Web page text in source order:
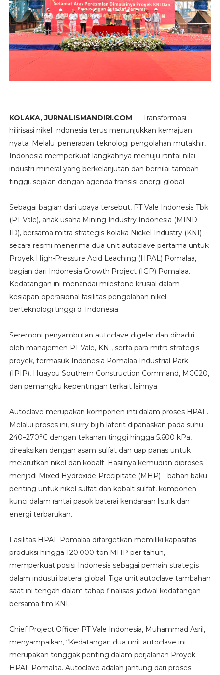
KOLAKA, JURNALISMANDIRI.COM — Transformasi
hilirisasi nikel Indonesia terus menunjukkan kemajuan
nyata. Melalui penerapan teknologi pengolahan mutakhir,
Indonesia memperkuat langkahnya menuju rantai nilai
industri mineral yang berkelanjutan dan bernilai tambah
tinggi, sejalan dengan agenda transisi energi global.
Sebagai bagian dari upaya tersebut, PT Vale Indonesia Tbk
(PT Vale), anak usaha Mining Industry Indonesia (MIND
ID), bersama mitra strategis Kolaka Nickel Industry (KNI)
secara resmi menerima dua unit autoclave pertama untuk
Proyek High-Pressure Acid Leaching (HPAL) Pomalaa,
bagian dari Indonesia Growth Project (IGP) Pomalaa.
Kedatangan ini menandai milestone krusial dalam
kesiapan operasional fasilitas pengolahan nikel
berteknologi tinggi di Indonesia.
Seremoni penyambutan autoclave digelar dan dihadiri
oleh manajemen PT Vale, KNI, serta para mitra strategis
proyek, termasuk Indonesia Pomalaa Industrial Park
(IPIP), Huayou Southern Construction Command, MCC20,
dan pemangku kepentingan terkait lainnya.
Autoclave merupakan komponen inti dalam proses HPAL.
Melalui proses ini, slurry bijih laterit dipanaskan pada suhu
240–270°C dengan tekanan tinggi hingga 5.600 kPa,
direaksikan dengan asam sulfat dan uap panas untuk
melarutkan nikel dan kobalt. Hasilnya kemudian diproses
menjadi Mixed Hydroxide Precipitate (MHP)—bahan baku
penting untuk nikel sulfat dan kobalt sulfat, komponen
kunci dalam rantai pasok baterai kendaraan listrik dan
energi terbarukan.
Fasilitas HPAL Pomalaa ditargetkan memiliki kapasitas
produksi hingga 120.000 ton MHP per tahun,
memperkuat posisi Indonesia sebagai pemain strategis
dalam industri baterai global. Tiga unit autoclave tambahan
saat ini tengah dalam tahap finalisasi jadwal kedatangan
bersama tim KNI.
Chief Project Officer PT Vale Indonesia, Muhammad Asril,
menyampaikan, “Kedatangan dua unit autoclave ini
merupakan tonggak penting dalam perjalanan Proyek
HPAL Pomalaa. Autoclave adalah jantung dari proses